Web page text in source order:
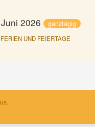
2026 ganztägig
FERIEN UND FEIERTAGE